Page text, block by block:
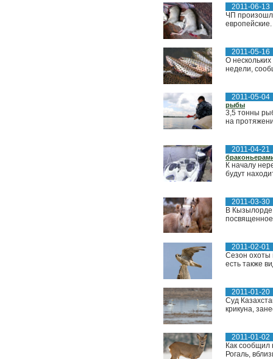
2011-06-13
ЧП
2011-05-16
О
недели,
2011-05-04
рыбы
3,5 тонны
на
2011-04-21
К началу
будут
2011-03-30
В Кызылорде
2011-02-01
Сезон охоты
есть также
2011-01-20
Суд
крикуна,
2011-01-02
Как сообщил
Рогаль,